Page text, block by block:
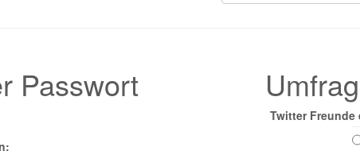
Passwort
Twitter Freunde